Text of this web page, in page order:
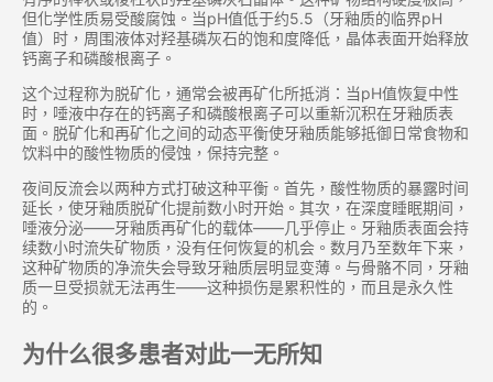
但化学性质易受酸腐蚀。当pH值低于约5.5（牙釉质的临界pH
值）时，周围液体对羟基磷灰石的饱和度降低，晶体表面开始释放
钙离子和磷酸根离子。
这个过程称为脱矿化，通常会被再矿化所抵消：当pH值恢复中性
时，唾液中存在的钙离子和磷酸根离子可以重新沉积在牙釉质表
面。脱矿化和再矿化之间的动态平衡使牙釉质能够抵御日常食物和
饮料中的酸性物质的侵蚀，保持完整。
夜间反流会以两种方式打破这种平衡。首先，酸性物质的暴露时间
延长，使牙釉质脱矿化提前数小时开始。其次，在深度睡眠期间，
唾液分泌——牙釉质再矿化的载体——几乎停止。牙釉质表面会持
续数小时流失矿物质，没有任何恢复的机会。数月乃至数年下来，
这种矿物质的净流失会导致牙釉质层明显变薄。与骨骼不同，牙釉
质一旦受损就无法再生——这种损伤是累积性的，而且是永久性
的。
为什么很多患者对此一无所知